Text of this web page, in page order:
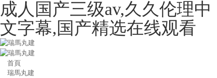
成人国产三级av,久久伦理中
文字幕,国产精选在线观看
首頁
瑞馬丸建